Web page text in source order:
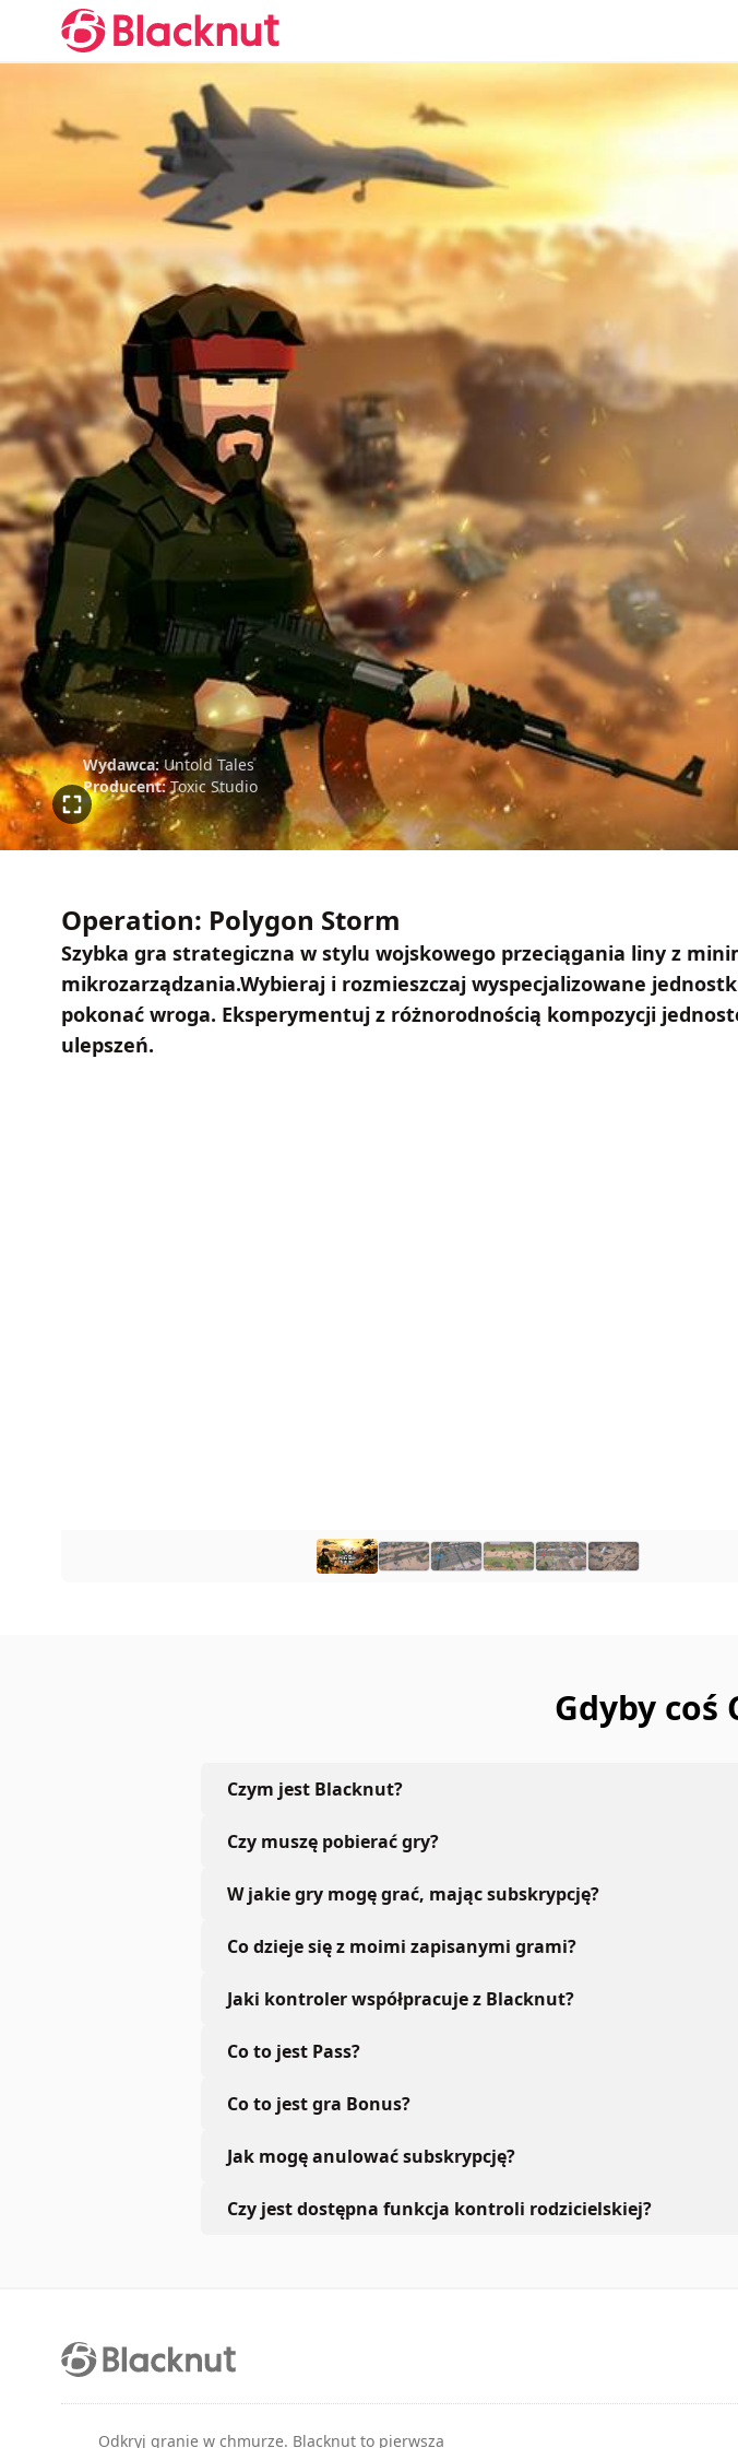
Wydawca: Untold Tales
Producent: Toxic Studio
Operation: Polygon Storm
Szybka gra strategiczna w stylu wojskowego przeciągania liny z
mikrozarządzania.Wybieraj i rozmieszczaj wyspecjalizowane
pokonać wroga. Eksperymentuj z różnorodnością kompozycji
ulepszeń.
Gdyby coś
Czym jest Blacknut?
Czy muszę pobierać gry?
W jakie gry mogę grać, mając subskrypcję?
Co dzieje się z moimi zapisanymi grami?
Jaki kontroler współpracuje z Blacknut?
Co to jest Pass?
Co to jest gra Bonus?
Jak mogę anulować subskrypcję?
Czy jest dostępna funkcja kontroli rodzicielskiej?
Odkryj granie w chmurze. Blacknut to pierwsza